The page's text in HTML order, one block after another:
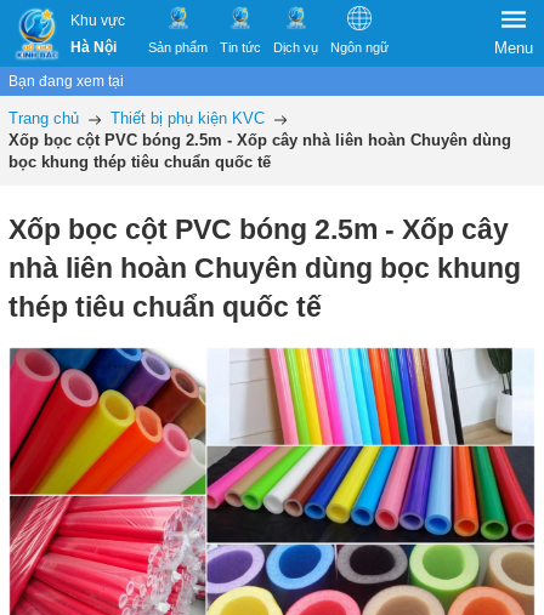
Khu vực
Hà Nội
Sản phẩm Tin tức Dịch vụ Ngôn ngữ Menu
Bạn đang xem tại
Trang chủ
Thiết bị phụ kiện KVC
Xốp bọc cột PVC bóng 2.5m - Xốp cây nhà liên hoàn Chuyên dùng
bọc khung thép tiêu chuẩn quốc tế
Xốp bọc cột PVC bóng 2.5m - Xốp cây
nhà liên hoàn Chuyên dùng bọc khung
thép tiêu chuẩn quốc tế